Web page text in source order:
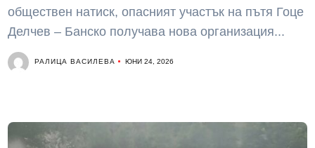
обществен натиск, опасният участък на пътя Гоце
Делчев – Банско получава нова организация...
РАЛИЦА ВАСИЛЕВА ЮНИ 24, 2026